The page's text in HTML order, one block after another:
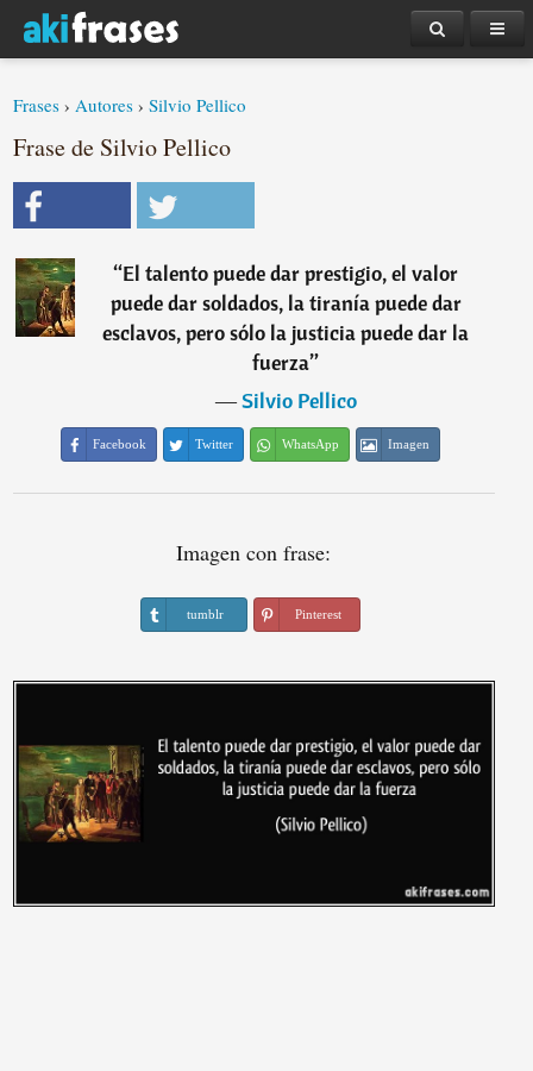
Frases ›Autores ›Silvio Pellico
Frase de Silvio Pellico
“El talento puede dar prestigio, el valor
puede dar soldados, la tiranía puede dar
esclavos, pero sólo la justicia puede dar la
fuerza”
―Silvio Pellico
Facebook Twitter WhatsApp Imagen
Imagen con frase:
tumblr Pinterest